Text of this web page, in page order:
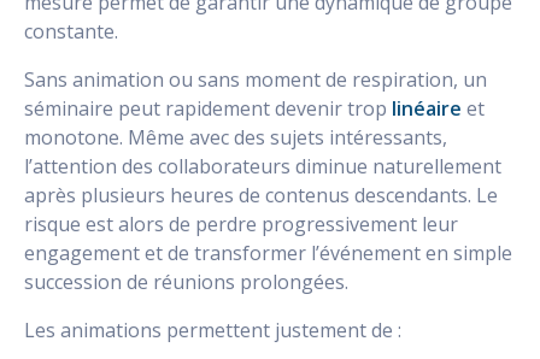
constante.
Sans animation ou sans moment de respiration, un
séminaire peut rapidement devenir trop linéaire et
monotone. Même avec des sujets intéressants,
l’attention des collaborateurs diminue naturellement
après plusieurs heures de contenus descendants. Le
risque est alors de perdre progressivement leur
engagement et de transformer l’événement en simple
succession de réunions prolongées.
Les animations permettent justement de :